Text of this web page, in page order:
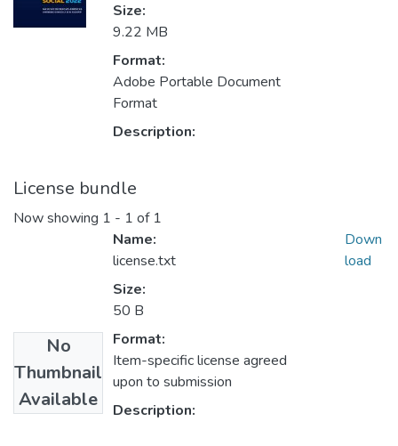
Size:
9.22 MB
Format:
Adobe Portable Document
Format
Description:
License bundle
Now showing 1 - 1 of 1
No
Thumbnail
Available
Name:
license.txt
Size:
50 B
Format:
Item-specific license agreed
upon to submission
Description:
Down
load